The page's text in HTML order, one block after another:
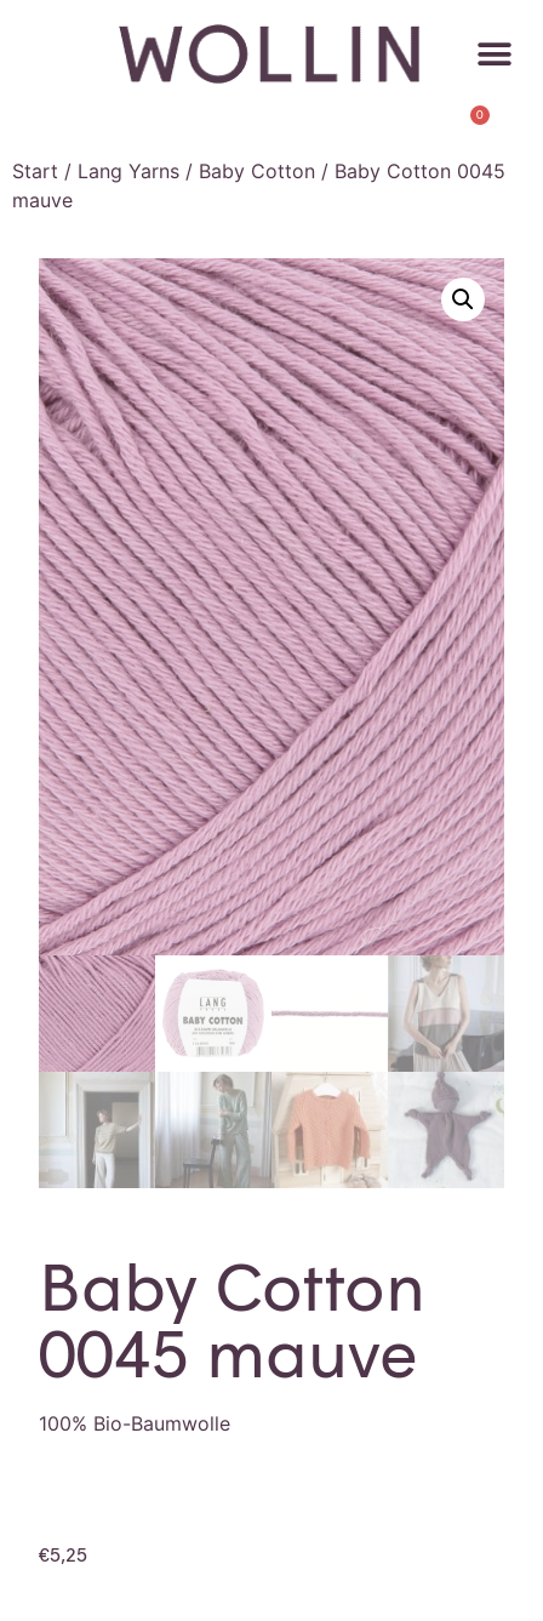
0
Start / Lang Yarns / Baby Cotton / Baby Cotton 0045
mauve
Baby Cotton
0045 mauve
100% Bio-Baumwolle
€5,25